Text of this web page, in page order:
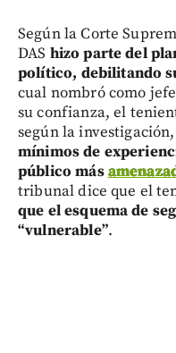
Según la Corte
DAS hizo parte del
político, debilitando
cual nombró como
su confianza, el
según la investigación,
mínimos de
público más
tribunal dice que el
que el esquema de
“vulnerable”.